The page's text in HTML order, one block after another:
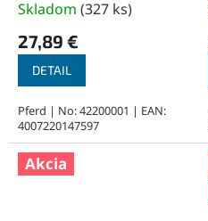
Skladom (327 ks)
27,89 €
DETAIL
Pferd | No: 42200001 | EAN:
4007220147597
Akcia